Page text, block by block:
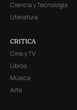
Ciencia y Tecnología
Literatura
CRITICA
Cine y TV
Libros
Música
Arte